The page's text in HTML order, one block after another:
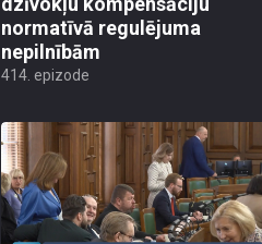
normatīvā regulējuma
nepilnībām
414. epizode